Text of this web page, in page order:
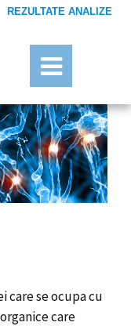
REZULTATE ANALIZE
care se ocupa cu
care